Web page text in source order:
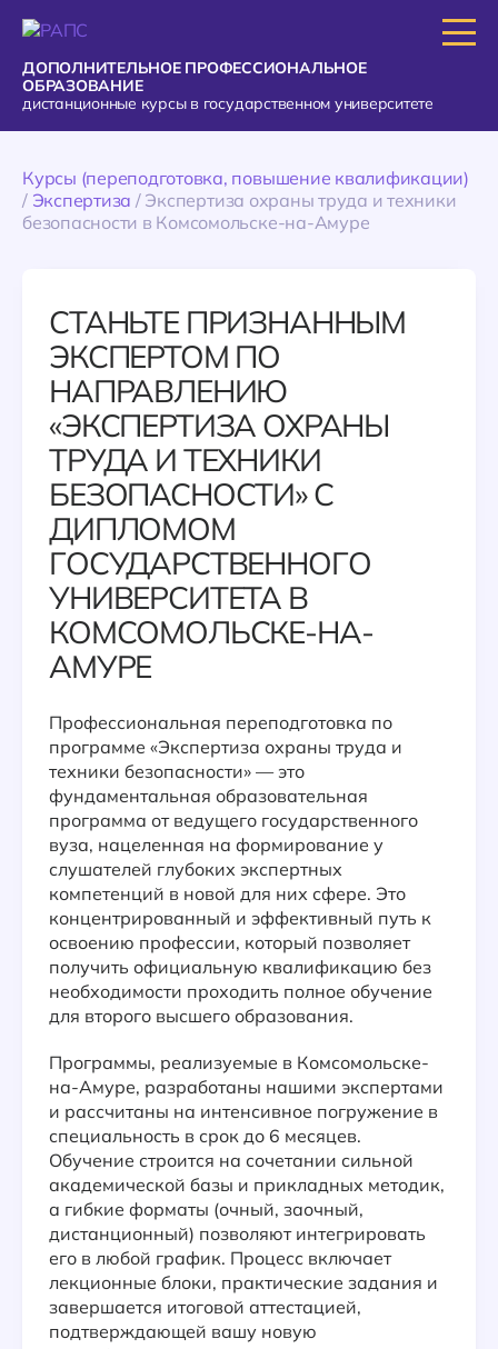
ДОПОЛНИТЕЛЬНОЕ ПРОФЕССИОНАЛЬНОЕ
ОБРАЗОВАНИЕ
дистанционные курсы в государственном университете
Курсы (переподготовка, повышение квалификации)
/ Экспертиза / Экспертиза охраны труда и техники
безопасности в Комсомольске-на-Амуре
СТАНЬТЕ ПРИЗНАННЫМ
ЭКСПЕРТОМ ПО
НАПРАВЛЕНИЮ
«ЭКСПЕРТИЗА ОХРАНЫ
ТРУДА И ТЕХНИКИ
БЕЗОПАСНОСТИ» С
ДИПЛОМОМ
ГОСУДАРСТВЕННОГО
УНИВЕРСИТЕТА В
КОМСОМОЛЬСКЕ-НА-
АМУРЕ
Профессиональная переподготовка по
программе «Экспертиза охраны труда и
техники безопасности» — это
фундаментальная образовательная
программа от ведущего государственного
вуза, нацеленная на формирование у
слушателей глубоких экспертных
компетенций в новой для них сфере. Это
концентрированный и эффективный путь к
освоению профессии, который позволяет
получить официальную квалификацию без
необходимости проходить полное обучение
для второго высшего образования.
Программы, реализуемые в Комсомольске-
на-Амуре, разработаны нашими экспертами
и рассчитаны на интенсивное погружение в
специальность в срок до 6 месяцев.
Обучение строится на сочетании сильной
академической базы и прикладных методик,
а гибкие форматы (очный, заочный,
дистанционный) позволяют интегрировать
его в любой график. Процесс включает
лекционные блоки, практические задания и
завершается итоговой аттестацией,
подтверждающей вашу новую